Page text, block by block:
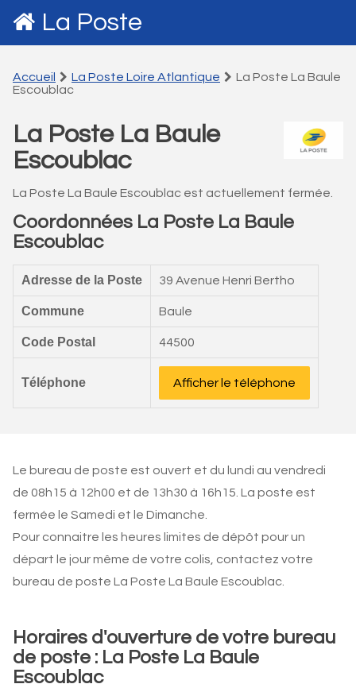
La Poste
Accueil La Poste Loire Atlantique
La Poste La Baule
Escoublac
La Poste La Baule
Escoublac
La Poste La Baule Escoublac est actuellement fermée.
Coordonnées La Poste La Baule
Escoublac
Adresse de la Poste 39 Avenue Henri Bertho
Commune Baule
Code Postal 44500
Téléphone Afficher le téléphone
Le bureau de poste est ouvert et du lundi au vendredi
de 08h15 à 12h00 et de 13h30 à 16h15. La poste est
fermée le Samedi et le Dimanche.
Pour connaitre les heures limites de dépôt pour un
départ le jour même de votre colis, contactez votre
bureau de poste La Poste La Baule Escoublac.
Horaires d'ouverture de votre bureau
de poste : La Poste La Baule
Escoublac